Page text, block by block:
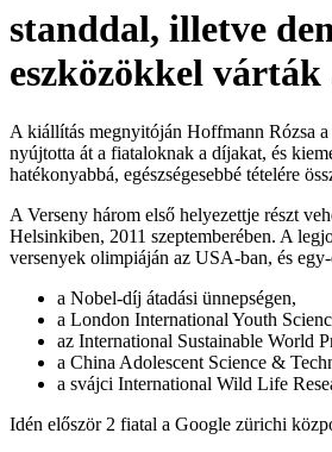
standdal, illetve
eszközökkel
A kiállítás megnyitóján Hoffmann Rózsa
nyújtotta át a fiataloknak a díjakat, és
hatékonyabbá, egészségesebbé tételére
A Verseny három első helyezettje részt
Helsinkiben, 2011 szeptemberében. A
versenyek olimpiáján az USA-ban, és
a Nobel-díj átadási ünnepségen,
a London International Youth
az International Sustainable World
a China Adolescent Science &
a svájci International Wild Life
Idén először 2 fiatal a Google zürichi